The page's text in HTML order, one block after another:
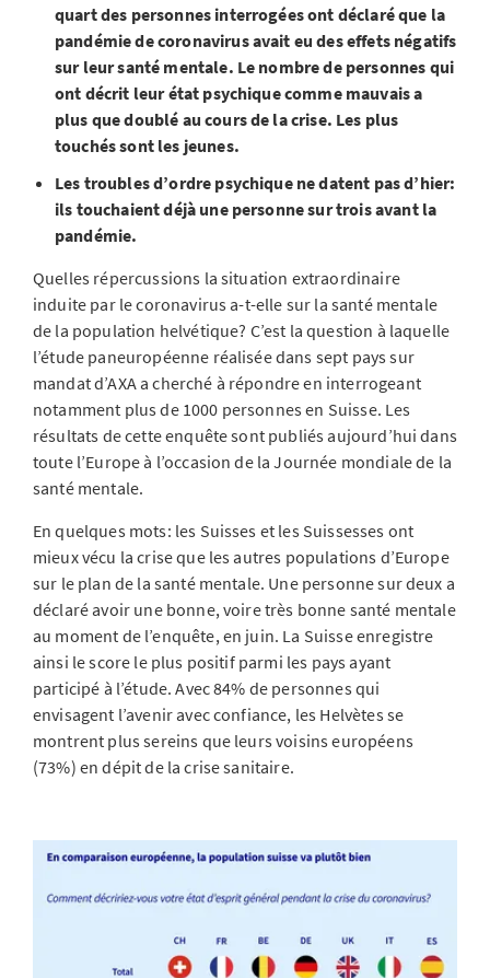
quart des personnes interrogées ont déclaré que la
pandémie de coronavirus avait eu des effets négatifs
sur leur santé mentale. Le nombre de personnes qui
ont décrit leur état psychique comme mauvais a
plus que doublé au cours de la crise. Les plus
touchés sont les jeunes.
Les troubles d’ordre psychique ne datent pas d’hier:
ils touchaient déjà une personne sur trois avant la
pandémie.
Quelles répercussions la situation extraordinaire
induite par le coronavirus a-t-elle sur la santé mentale
de la population helvétique? C’est la question à laquelle
l’étude paneuropéenne réalisée dans sept pays sur
mandat d’AXA a cherché à répondre en interrogeant
notamment plus de 1000 personnes en Suisse. Les
résultats de cette enquête sont publiés aujourd’hui dans
toute l’Europe à l’occasion de la Journée mondiale de la
santé mentale.
En quelques mots: les Suisses et les Suissesses ont
mieux vécu la crise que les autres populations d’Europe
sur le plan de la santé mentale. Une personne sur deux a
déclaré avoir une bonne, voire très bonne santé mentale
au moment de l’enquête, en juin. La Suisse enregistre
ainsi le score le plus positif parmi les pays ayant
participé à l’étude. Avec 84% de personnes qui
envisagent l’avenir avec confiance, les Helvètes se
montrent plus sereins que leurs voisins européens
(73%) en dépit de la crise sanitaire.